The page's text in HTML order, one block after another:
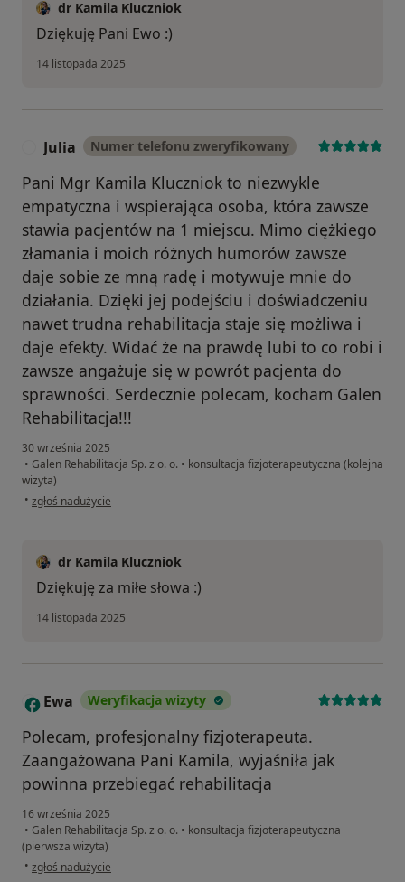
dr Kamila Kluczniok
Dziękuję Pani Ewo :)
14 listopada 2025
Julia Numer telefonu zweryfikowany
Pani Mgr Kamila Kluczniok to niezwykle
empatyczna i wspierająca osoba, która zawsze
stawia pacjentów na 1 miejscu. Mimo ciężkiego
złamania i moich różnych humorów zawsze
daje sobie ze mną radę i motywuje mnie do
działania. Dzięki jej podejściu i doświadczeniu
nawet trudna rehabilitacja staje się możliwa i
daje efekty. Widać że na prawdę lubi to co robi i
zawsze angażuje się w powrót pacjenta do
sprawności. Serdecznie polecam, kocham Galen
Rehabilitacja!!!
30 września 2025
• Galen Rehabilitacja Sp. z o. o. • konsultacja fizjoterapeutyczna (kolejna
wizyta)
• w opinii użytkownika Julia
zgłoś nadużycie
dr Kamila Kluczniok
Dziękuję za miłe słowa :)
14 listopada 2025
E Ewa Weryfikacja wizyty
Polecam, profesjonalny fizjoterapeuta.
Zaangażowana Pani Kamila, wyjaśniła jak
powinna przebiegać rehabilitacja
16 września 2025
• Galen Rehabilitacja Sp. z o. o. • konsultacja fizjoterapeutyczna
(pierwsza wizyta)
• w opinii użytkownika Ewa
zgłoś nadużycie